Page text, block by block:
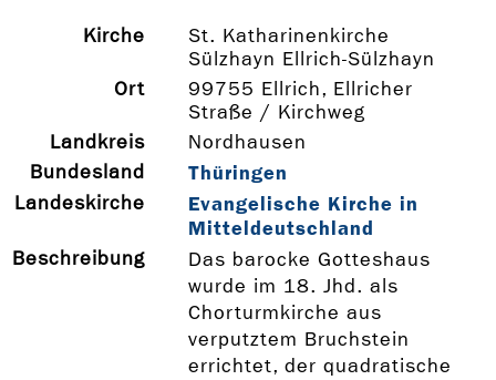
Kirche
St. Katharinenkirche
Sülzhayn Ellrich-Sülzhayn
Ort
99755 Ellrich, Ellricher
Straße / Kirchweg
Landkreis
Nordhausen
Bundesland
Thüringen
Landeskirche
Evangelische Kirche in
Mitteldeutschland
Beschreibung
Das barocke Gotteshaus
wurde im 18. Jhd. als
Chorturmkirche aus
verputztem Bruchstein
errichtet, der quadratische